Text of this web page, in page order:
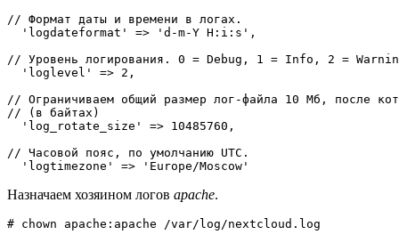
// Формат даты и времени в логах.
'logdateformat'
=> 'd-m-Y H:i:s' ,
// Уровень логирования. 0 = Debug, 1 = Info, 2 =
'loglevel'
=> 2 ,
// Ограничиваем общий размер лог-файла 10 Мб, после
// (в байтах)
'log_rotate_size'
=> 10485760 ,
// Часовой пояс, по умолчанию UTC.
'logtimezone'
=> 'Europe/Moscow'
Назначаем хозяином логов apache.
# chown apache:apache /var/log/nextcloud.log